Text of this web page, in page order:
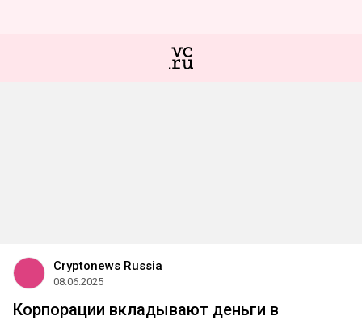
Сryptonews Russia
08.06.2025
Корпорации вкладывают деньги в